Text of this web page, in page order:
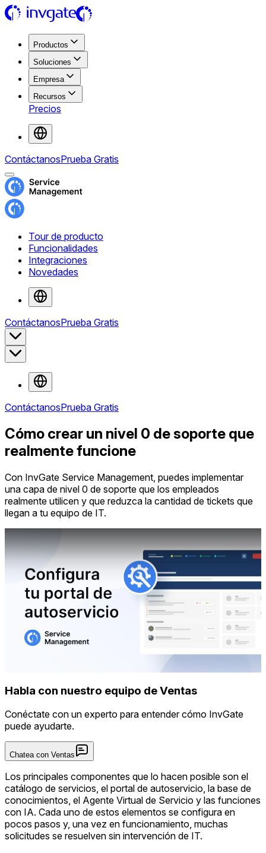
Productos
Soluciones
Empresa
Recursos
Precios
ContáctanosPrueba Gratis
Tour de producto
Funcionalidades
Integraciones
Novedades
ContáctanosPrueba Gratis
ContáctanosPrueba Gratis
Cómo crear un nivel 0 de soporte que
realmente funcione
Con InvGate Service Management, puedes implementar
una capa de nivel 0 de soporte que los empleados
realmente utilicen y que reduzca la cantidad de tickets que
llegan a tu equipo de IT.
Habla con nuestro equipo de Ventas
Conéctate con un experto para entender cómo InvGate
puede ayudarte.
Chatea con Ventas
Los principales componentes que lo hacen posible son el
catálogo de servicios, el portal de autoservicio, la base de
conocimientos, el Agente Virtual de Servicio y las funciones
con IA. Cada uno de estos elementos se configura en
pocos pasos y, una vez en funcionamiento, muchas
solicitudes se resuelven sin intervención de IT.